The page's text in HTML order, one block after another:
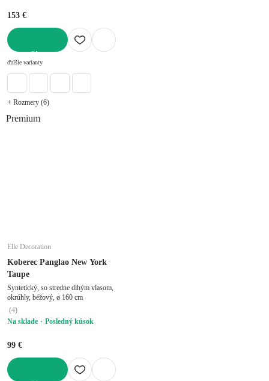
153 €
ďalšie varianty
+ Rozmery (6)
Premium
Elle Decoration
Koberec Panglao New York
Taupe
Syntetický, so stredne dlhým vlasom,
okrúhly, béžový, ø 160 cm
(4)
Na sklade
Posledný kúsok
99 €